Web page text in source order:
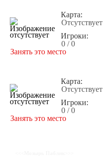
Карта:
Отсутствует
Игроки:
0 / 0
Занять это место
Карта:
Отсутствует
Игроки:
0 / 0
Занять это место